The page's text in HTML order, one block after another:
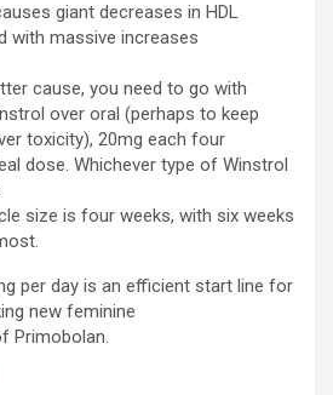
giant decreases in HDL
with massive increases
cause, you need to go with
over oral (perhaps to keep
toxicity), 20mg each four
dose. Whichever type of Winstrol
size is four weeks, with six weeks
per day is an efficient start line for
new feminine
Primobolan.